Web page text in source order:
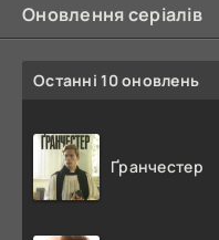
Оновлення серіалів
Останні 10 оновлень
Ґранчестер